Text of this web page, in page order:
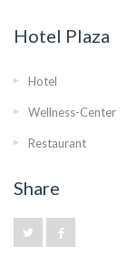
Hotel Plaza
Hotel
Wellness-Center
Restaurant
Share